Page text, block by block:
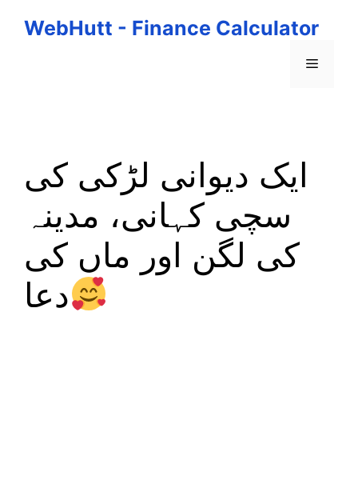
WebHutt - Finance Calculator
Menu
ایک دیوانی لڑکی کی
سچی کہانی، مدینہ
کی لگن اور ماں کی
دعا